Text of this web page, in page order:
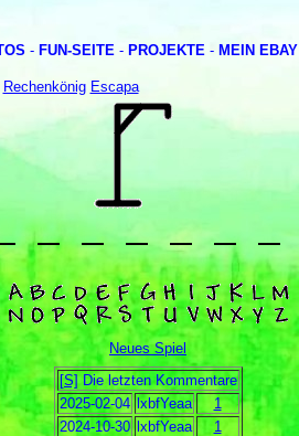
- FUN-SEITE - PROJEKTE - MEIN EBAY
Rechenkönig Escapa
Neues Spiel
[S] Die letzten Kommentare
2025-02-04 lxbfYeaa
1
2024-10-30
lxbfYeaa
1